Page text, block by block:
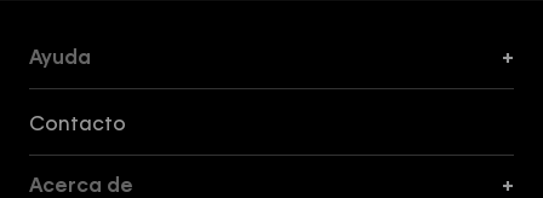
Ayuda +
Contacto
Acerca de +